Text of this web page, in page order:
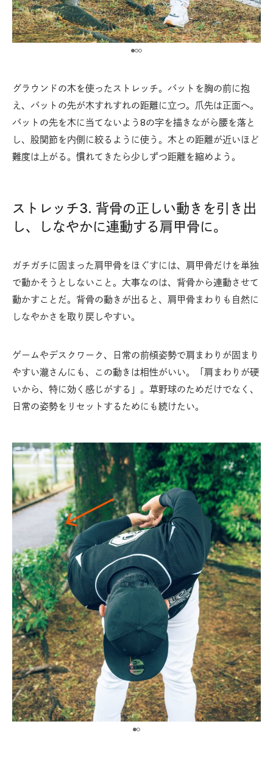
グラウンドの木を使ったストレッチ。バットを胸の前に抱
え、バットの先が木すれすれの距離に立つ。爪先は正面へ。
バットの先を木に当てないよう8の字を描きながら腰を落と
し、股関節を内側に絞るように使う。木との距離が近いほど
難度は上がる。慣れてきたら少しずつ距離を縮めよう。
ストレッチ3. 背骨の正しい動きを引き出
し、しなやかに連動する肩甲骨に。
ガチガチに固まった肩甲骨をほぐすには、肩甲骨だけを単独
で動かそうとしないこと。大事なのは、背骨から連動させて
動かすことだ。背骨の動きが出ると、肩甲骨まわりも自然に
しなやかさを取り戻しやすい。
ゲームやデスクワーク、日常の前傾姿勢で肩まわりが固まり
やすい瀧さんにも、この動きは相性がいい。「肩まわりが硬
いから、特に効く感じがする」。草野球のためだけでなく、
日常の姿勢をリセットするためにも続けたい。